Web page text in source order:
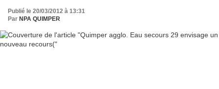
Publié le 20/03/2012 à 13:31
Par NPA QUIMPER